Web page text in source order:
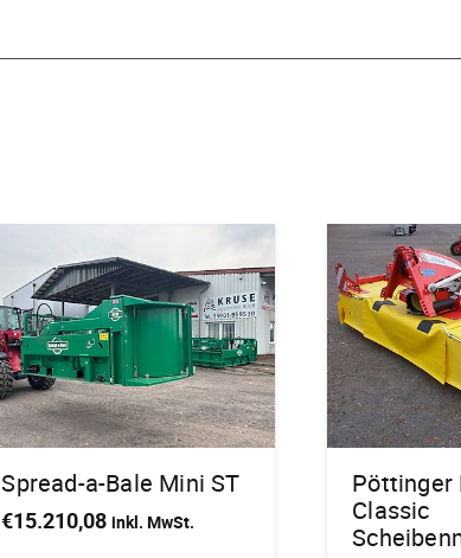
Spread-a-Bale Mini ST
€15.210,08 inkl. MwSt.
Pöttinger
Classic